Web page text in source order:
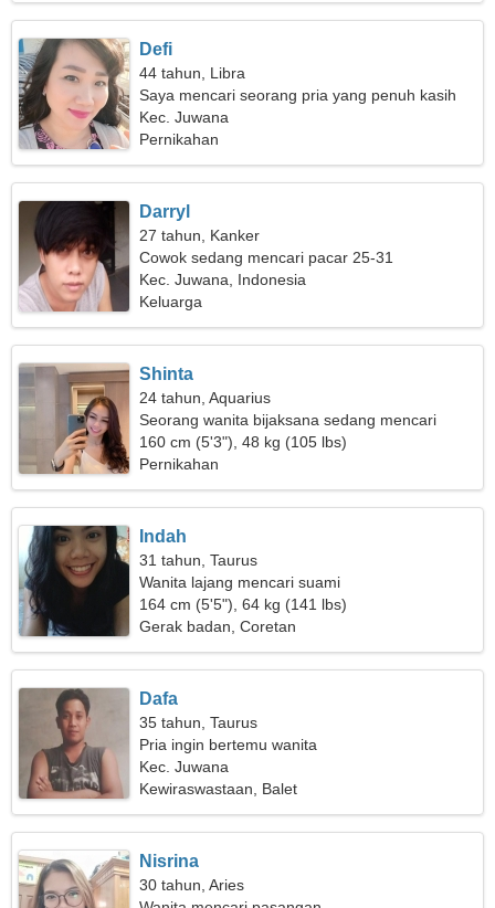
Defi
44 tahun, Libra
Saya mencari seorang pria yang penuh kasih
sayang untuk perjalanan bersama
Kec. Juwana
Pernikahan
Darryl
27 tahun, Kanker
Cowok sedang mencari pacar 25-31
Kec. Juwana, Indonesia
Keluarga
Shinta
24 tahun, Aquarius
Seorang wanita bijaksana sedang mencari
kencan
160 cm (5'3"), 48 kg (105 lbs)
Pernikahan
Indah
31 tahun, Taurus
Wanita lajang mencari suami
164 cm (5'5"), 64 kg (141 lbs)
Gerak badan, Coretan
Dafa
35 tahun, Taurus
Pria ingin bertemu wanita
Kec. Juwana
Kewiraswastaan, Balet
Nisrina
30 tahun, Aries